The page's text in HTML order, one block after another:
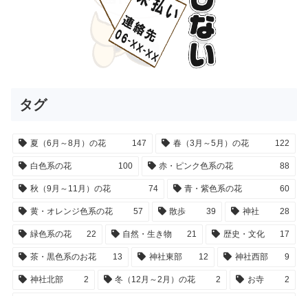
タグ
夏（6月～8月）の花 147 春（3月～5月）の花 122
白色系の花 100 赤・ピンク色系の花 88
秋（9月～11月）の花 74 青・紫色系の花 60
黄・オレンジ色系の花 57 散歩 39 神社 28
緑色系の花 22 自然・生き物 21 歴史・文化 17
茶・黒色系のお花 13 神社東部 12 神社西部 9
神社北部 2 冬（12月～2月）の花 2 お寺 2